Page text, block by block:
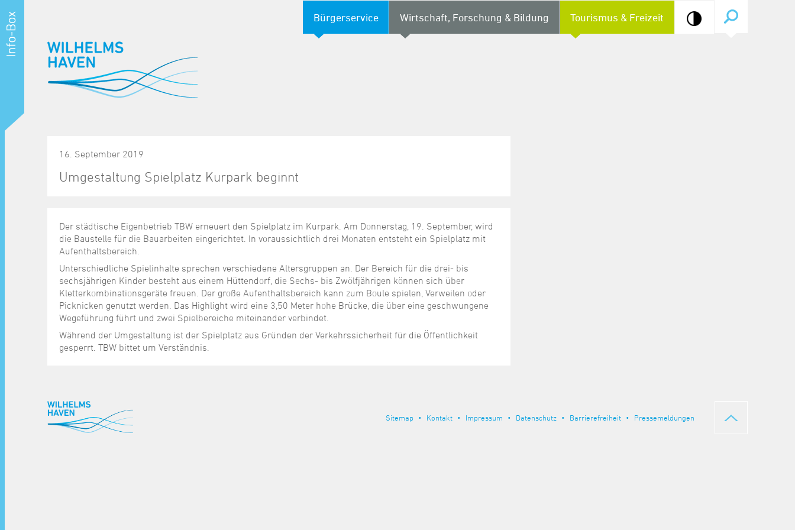
Bürgerservice Wirtschaft, Forschung & Bildung Tourismus & Freizeit
16. September 2019
Umgestaltung Spielplatz Kurpark beginnt
Der städtische Eigenbetrieb TBW erneuert den Spielplatz im Kurpark. Am Donnerstag, 19. September, wird
die Baustelle für die Bauarbeiten eingerichtet. In voraussichtlich drei Monaten entsteht ein Spielplatz mit
Aufenthaltsbereich.
Unterschiedliche Spielinhalte sprechen verschiedene Altersgruppen an. Der Bereich für die drei- bis
sechsjährigen Kinder besteht aus einem Hüttendorf, die Sechs- bis Zwölfjährigen können sich über
Kletterkombinationsgeräte freuen. Der große Aufenthaltsbereich kann zum Boule spielen, Verweilen oder
Picknicken genutzt werden. Das Highlight wird eine 3,50 Meter hohe Brücke, die über eine geschwungene
Wegeführung führt und zwei Spielbereiche miteinander verbindet.
Während der Umgestaltung ist der Spielplatz aus Gründen der Verkehrssicherheit für die Öffentlichkeit
gesperrt. TBW bittet um Verständnis.
Sitemap Kontakt Impressum Datenschutz Barrierefreiheit Pressemeldungen
^